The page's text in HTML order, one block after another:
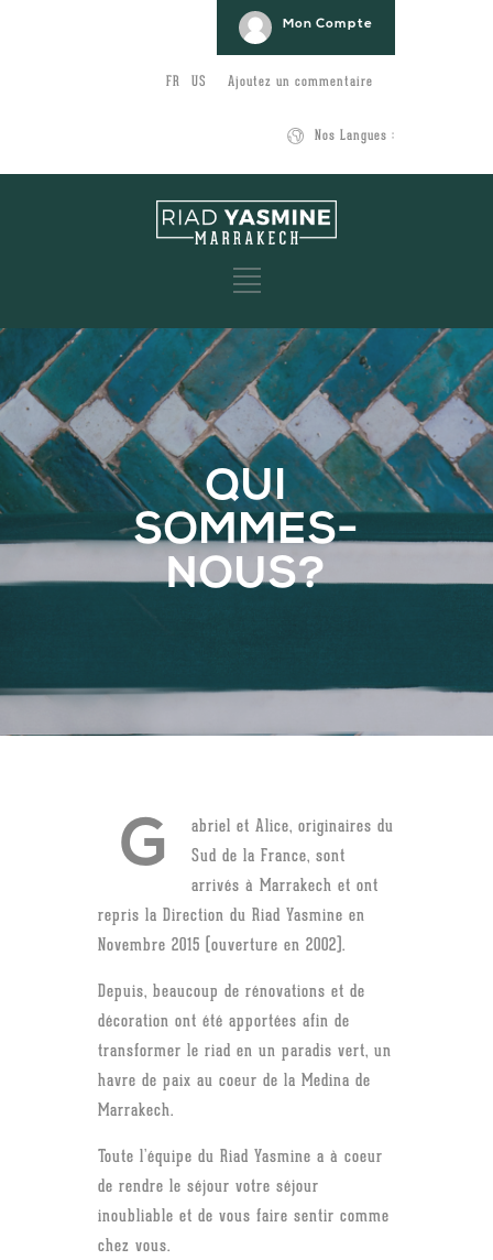
Mon Compte
Ajoutez un commentaire
US
FR
Nos Langues :
QUI
SOMMES-
NOUS?
G
abriel et Alice, originaires du
Sud de la France, sont
arrivés à Marrakech et ont
repris la Direction du Riad Yasmine en
Novembre 2015 (ouverture en 2002).
Depuis, beaucoup de rénovations et de
décoration ont été apportées afin de
transformer le riad en un paradis vert, un
havre de paix au coeur de la Medina de
Marrakech.
Toute l’équipe du Riad Yasmine a à coeur
de rendre le séjour votre séjour
inoubliable et de vous faire sentir comme
chez vous.